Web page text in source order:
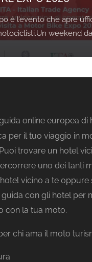
è l’evento che apre
weekend
online europea di
per il tuo viaggio in
trovare un hotel
uno dei tanti
vicino a te oppure
con gli hotel per
con la tua moto.
chi ama il moto